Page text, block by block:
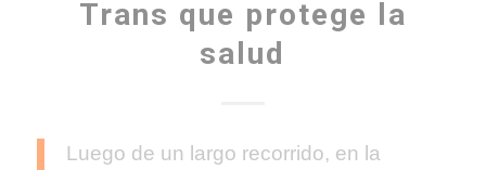
Trans que protege la
salud
Luego de un largo recorrido, en la